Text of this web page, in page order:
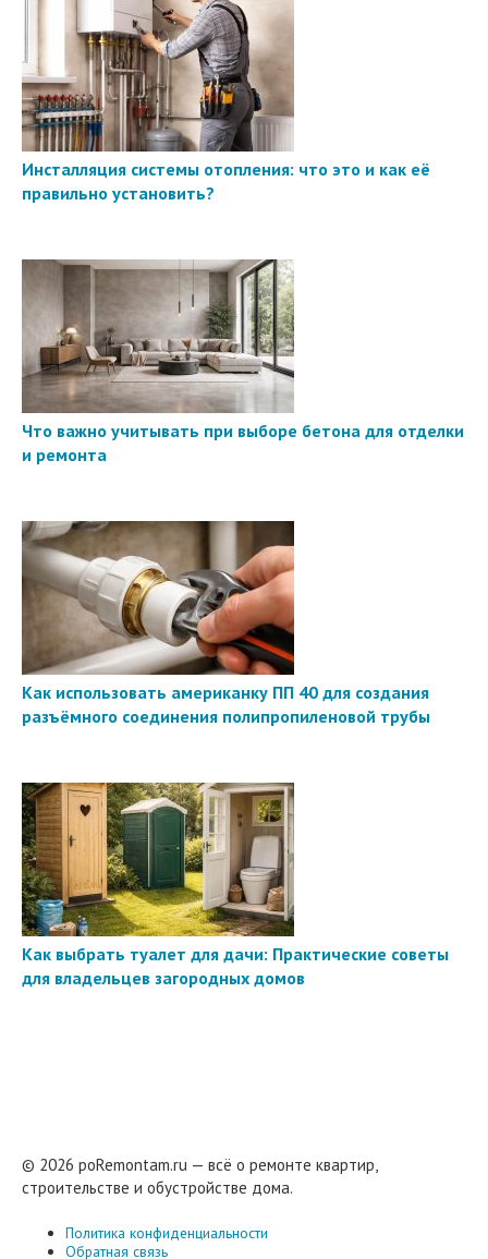
Инсталляция системы отопления: что это и как её
правильно установить?
Что важно учитывать при выборе бетона для отделки
и ремонта
Как использовать американку ПП 40 для создания
разъёмного соединения полипропиленовой трубы
Как выбрать туалет для дачи: Практические советы
для владельцев загородных домов
© 2026 poRemontam.ru — всё о ремонте квартир,
строительстве и обустройстве дома.
Политика конфиденциальности
Обратная связь